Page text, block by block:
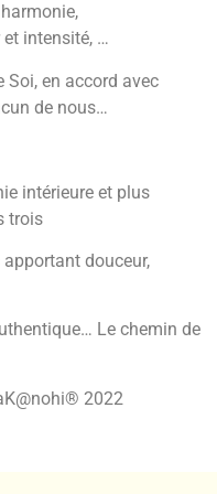
intensité, …
Soi, en accord avec
de nous…
intérieure et plus
trois
douceur,
Le chemin de
2022